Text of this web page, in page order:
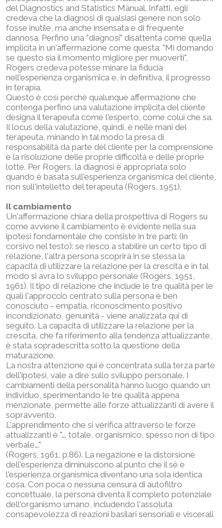
del Diagnostics and Statistics Manual. Infatti, egli
credeva che la diagnosi di qualsiasi genere non solo
fosse inutile, ma anche insensata e di frequente
dannosa. Perfino una "diagnosi" disattenta come quella
implicita in un'affermazione come questa: "Mi domando
se questo sia il momento migliore per muoverti",
Rogers credeva potesse minare la fiducia
nell'esperienza organismica e, in definitiva, il progresso
in terapia.
Questo è così perché qualunque affermazione che
contenga perfino una valutazione implicita del cliente
designa il terapeuta come l'esperto, come colui che sa.
Il locus della valutazione, quindi, è nelle mani del
terapeuta, minando in tal modo la presa di
responsabilità da parte del cliente per la comprensione
e la risoluzione delle proprie difficoltà e delle proprie
lotte. Per Rogers, la diagnosi è appropriata solo
quando è basata sull'esperienza organismica del cliente,
non sull'intelletto del terapeuta (Rogers, 1951).
Il cambiamento
Un'affermazione chiara della prospettiva di Rogers su
come avviene il cambiamento è evidente nella sua
ipotesi fondamentale che consiste in tre parti: (in
corsivo nel testo): se riesco a stabilire un certo tipo di
relazione, l'altra persona scoprirà in se stessa la
capacità di utilizzare la relazione per la crescita e in tal
modo si avrà lo sviluppo personale (Rogers, 1951,
1961). Il tipo di relazione che include le tre qualità per le
quali l'approccio centrato sulla persona è ben
conosciuto - empatia, riconoscimento positivo
incondizionato, genuinità - viene analizzata qui di
seguito. La capacità di utilizzare la relazione per la
crescita, che fa riferimento alla tendenza attualizzante,
è stata sopradescritta sotto la questione della
maturazione.
La nostra attenzione qui è concentrata sulla terza parte
dell'ipotesi, vale a dire sullo sviluppo personale. I
cambiamenti della personalità hanno luogo quando un
individuo, sperimentando le tre qualità appena
menzionate, permette alle forze attualizzanti di avere il
sopravvento.
L'apprendimento che si verifica attraverso le forze
attualizzanti è "…. totale, organismico, spesso non di tipo
verbale…."
(Rogers, 1961, p.86). La negazione e la distorsione
dell'esperienza diminuiscono al punto che il sé e
l'esperienza organismica diventano una sola identica
cosa. Con poca o nessuna censura di autofiltro
concettuale, la persona diventa il completo potenziale
dell'organismo umano, includendo l'assoluta
consapevolezza di reazioni basilari sensoriali e viscerali.